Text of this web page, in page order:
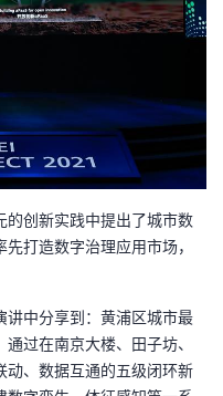
的创新实践中提出了城市数
打造数字治理应用市场，
讲中分享到：黄浦区城市最
过在南京大楼、田子坊、
动、数据互通的五级闭环新